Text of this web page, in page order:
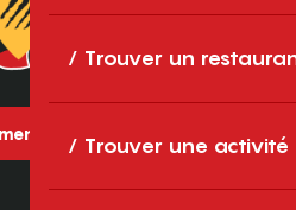
Trouver un
Trouver une activité
venir ?